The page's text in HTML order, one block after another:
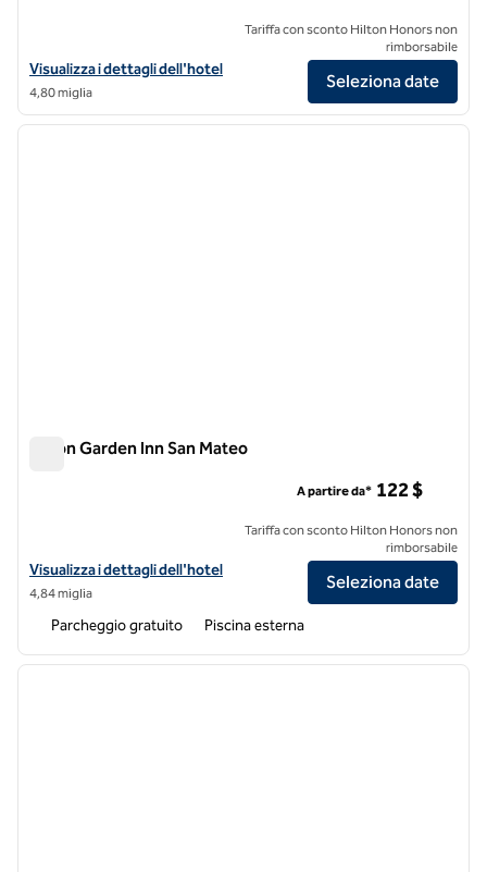
Visualizza i dettagli dell'hotel DoubleTree by Hilton San Francisco
Visualizza i dettagli dell'hotel
4,80 miglia
Tariffa con sconto Hilton Honors non
rimborsabile
Seleziona date
1/12
1 di 12
Hilton Garden Inn San Mateo
Visualizza i dettagli dell'hotel Hilton Garden Inn San Mateo
Visualizza i dettagli dell'hotel
4,84 miglia
A partire da* 122 $
Tariffa con sconto Hilton Honors non
rimborsabile
Seleziona date
Parcheggio gratuito Piscina esterna
1 di 12